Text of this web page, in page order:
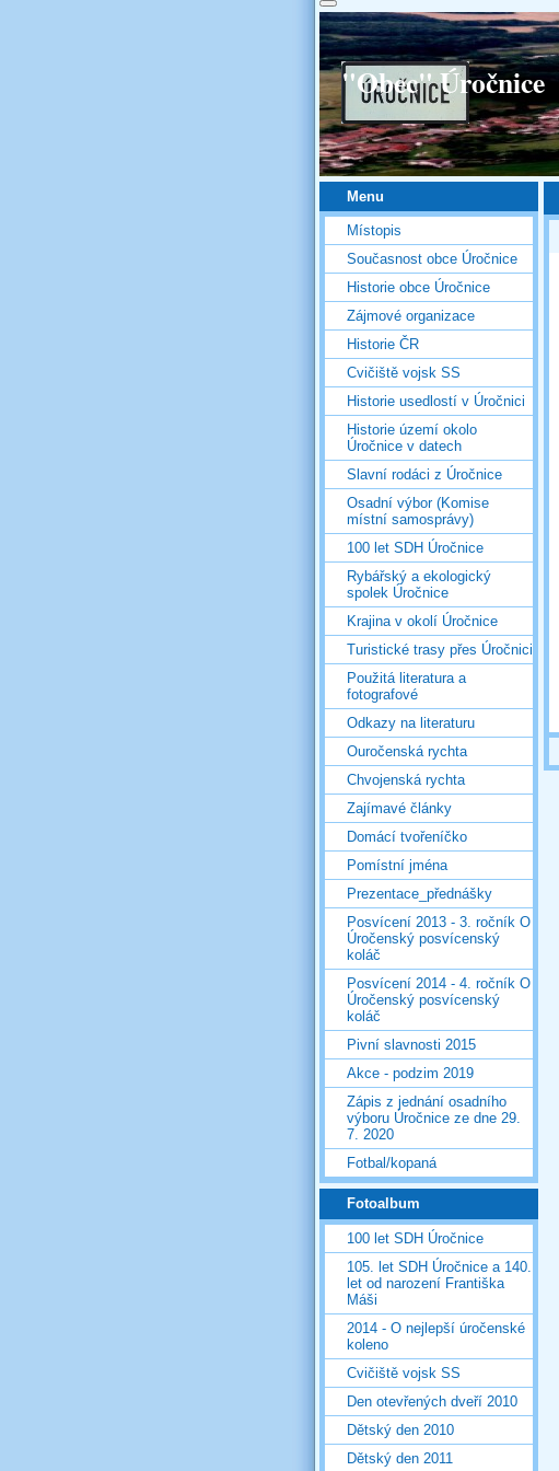
"Obec" Úročnice
Menu
Místopis
Současnost obce Úročnice
Historie obce Úročnice
Zájmové organizace
Historie ČR
Cvičiště vojsk SS
Historie usedlostí v Úročnici
Historie území okolo
Úročnice v datech
Slavní rodáci z Úročnice
Osadní výbor (Komise
místní samosprávy)
100 let SDH Úročnice
Rybářský a ekologický
spolek Úročnice
Krajina v okolí Úročnice
Turistické trasy přes Úročnici
Použitá literatura a
fotografové
Odkazy na literaturu
Ouročenská rychta
Chvojenská rychta
Zajímavé články
Domácí tvořeníčko
Pomístní jména
Prezentace_přednášky
Posvícení 2013 - 3. ročník O
Úročenský posvícenský
koláč
Posvícení 2014 - 4. ročník O
Úročenský posvícenský
koláč
Pivní slavnosti 2015
Akce - podzim 2019
Zápis z jednání osadního
výboru Úročnice ze dne 29.
7. 2020
Fotbal/kopaná
Fotoalbum
100 let SDH Úročnice
105. let SDH Úročnice a 140.
let od narození Františka
Máši
2014 - O nejlepší úročenské
koleno
Cvičiště vojsk SS
Den otevřených dveří 2010
Dětský den 2010
Dětský den 2011